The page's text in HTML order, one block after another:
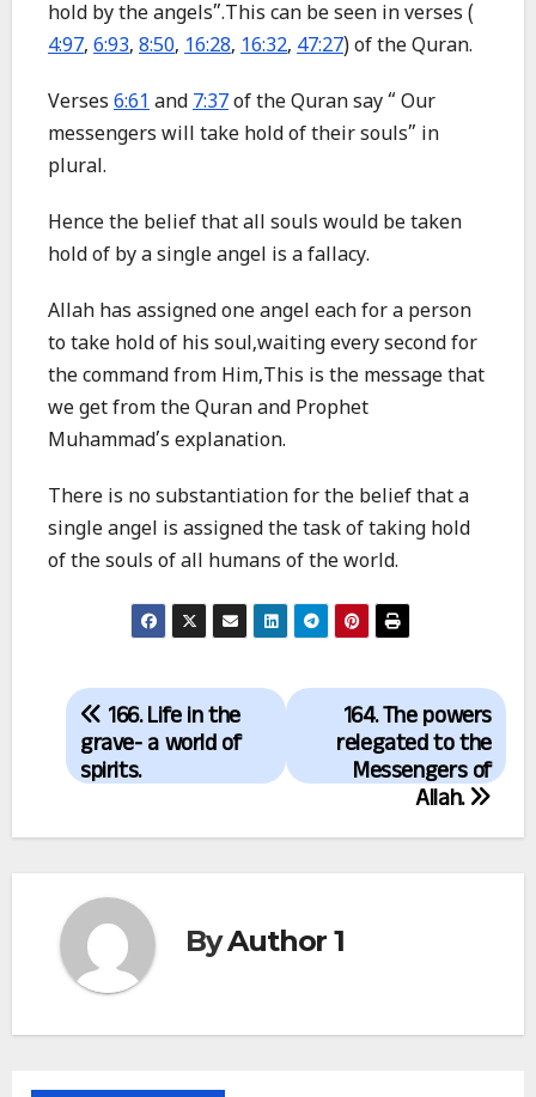
hold by the angels”.This can be seen in verses (
4:97, 6:93, 8:50, 16:28, 16:32, 47:27) of the Quran.
Verses 6:61 and 7:37 of the Quran say “ Our
messengers will take hold of their souls” in
plural.
Hence the belief that all souls would be taken
hold of by a single angel is a fallacy.
Allah has assigned one angel each for a person
to take hold of his soul,waiting every second for
the command from Him,This is the message that
we get from the Quran and Prophet
Muhammad’s explanation.
There is no substantiation for the belief that a
single angel is assigned the task of taking hold
of the souls of all humans of the world.
Post
navigation
164. The powers
relegated to the
Messengers of
Allah.
166. Life in the
grave- a world of
spirits.
ByAuthor 1